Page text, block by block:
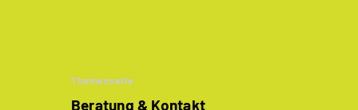
Themenseite
Beratung & Kontakt